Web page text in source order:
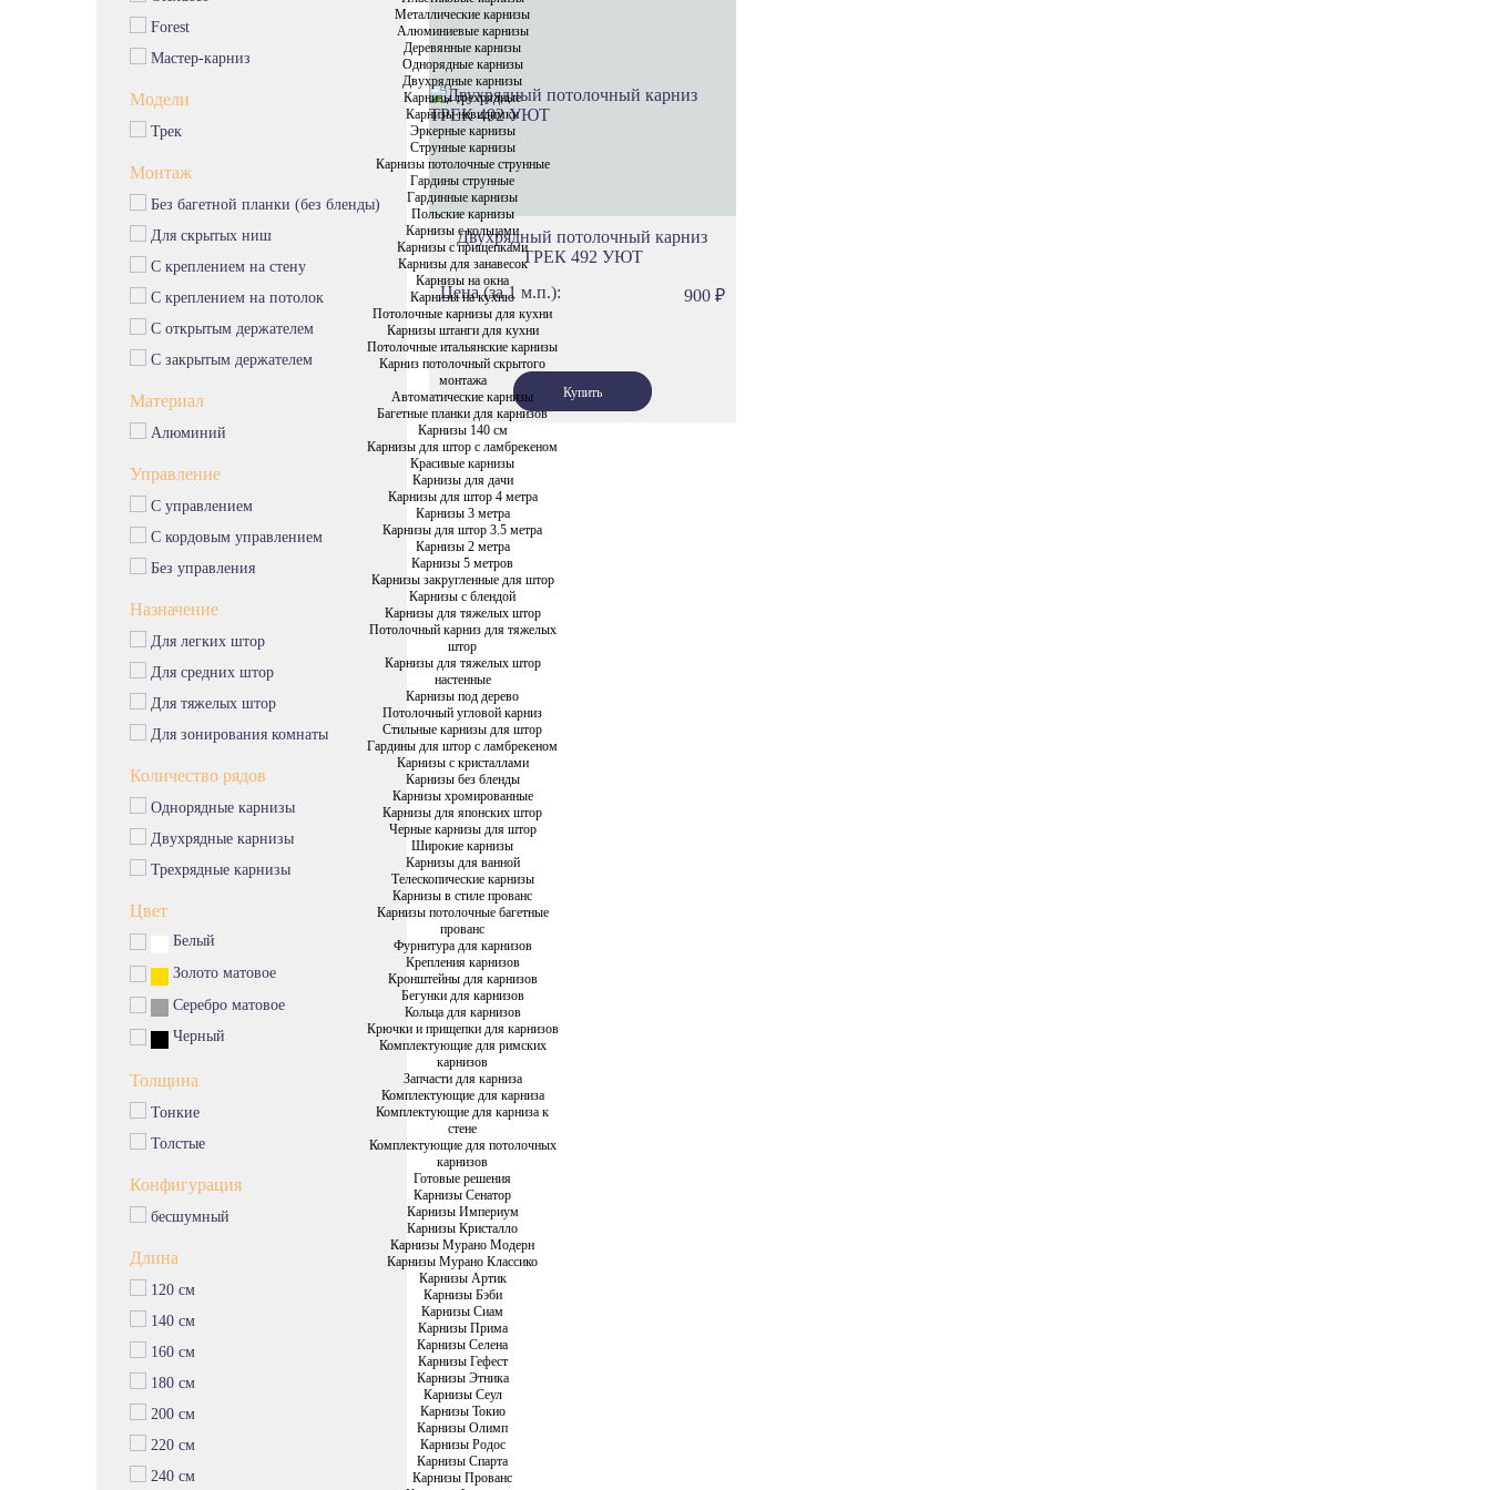
Металлические карнизы
Алюминиевые карнизы
Деревянные карнизы
Однорядные карнизы
Двухрядные карнизы
Карнизы трехрядные
Карнизы невидимки
Эркерные карнизы
Струнные карнизы
Карнизы потолочные струнные
Гардины струнные
Гардинные карнизы
Польские карнизы
Карнизы с кольцами
Карнизы с прищепками
Карнизы для занавесок
Карнизы на окна
Карнизы на кухню
Потолочные карнизы для кухни
Карнизы штанги для кухни
Потолочные итальянские карнизы
Карниз потолочный скрытого
монтажа
Автоматические карнизы
Багетные планки для карнизов
Карнизы 140 см
Карнизы для штор с ламбрекеном
Красивые карнизы
Карнизы для дачи
Карнизы для штор 4 метра
Карнизы 3 метра
Карнизы для штор 3.5 метра
Карнизы 2 метра
Карнизы 5 метров
Карнизы закругленные для штор
Карнизы с блендой
Карнизы для тяжелых штор
Потолочный карниз для тяжелых
штор
Карнизы для тяжелых штор
настенные
Карнизы под дерево
Потолочный угловой карниз
Стильные карнизы для штор
Гардины для штор с ламбрекеном
Карнизы с кристаллами
Карнизы без бленды
Карнизы хромированные
Карнизы для японских штор
Черные карнизы для штор
Широкие карнизы
Карнизы для ванной
Телескопические карнизы
Карнизы в стиле прованс
Карнизы потолочные багетные
прованс
Фурнитура для карнизов
Крепления карнизов
Кронштейны для карнизов
Бегунки для карнизов
Кольца для карнизов
Крючки и прищепки для карнизов
Комплектующие для римских
карнизов
Запчасти для карниза
Комплектующие для карниза
Комплектующие для карниза к
стене
Комплектующие для потолочных
карнизов
Готовые решения
Карнизы Сенатор
Карнизы Империум
Карнизы Кристалло
Карнизы Мурано Модерн
Карнизы Мурано Классико
Карнизы Артик
Карнизы Бэби
Карнизы Сиам
Карнизы Прима
Карнизы Селена
Карнизы Гефест
Карнизы Этника
Карнизы Сеул
Карнизы Токио
Карнизы Олимп
Карнизы Родос
Карнизы Спарта
Карнизы Прованс
Пластиковые карнизы
Металлические карнизы
Деревянные карнизы
Двухрядные карнизы
Карнизы трехрядные
Карнизы невидимки
Эркерные карнизы
Forest
Мастер-карниз
Модели
Трек
Монтаж
Без багетной планки (без бленды)
Для скрытых ниш
С креплением на стену
С креплением на потолок
С открытым держателем
С закрытым держателем
Материал
Алюминий
Управление
С управлением
С кордовым управлением
Без управления
Назначение
Для легких штор
Для средних штор
Для тяжелых штор
Для зонирования комнаты
Количество рядов
Однорядные карнизы
Двухрядные карнизы
Трехрядные карнизы
Цвет
Белый
Золото матовое
Серебро матовое
Черный
Толщина
Тонкие
Толстые
Конфигурация
бесшумный
Длина
120 см
140 см
160 см
180 см
200 см
220 см
240 см
Двухрядный потолочный карниз
ТРЕК 492 УЮТ
Цена (за 1 м.п.):
900 ₽